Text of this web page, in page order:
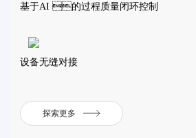
基于AI 的过程质量闭环控制
设备无缝对接
探索更多